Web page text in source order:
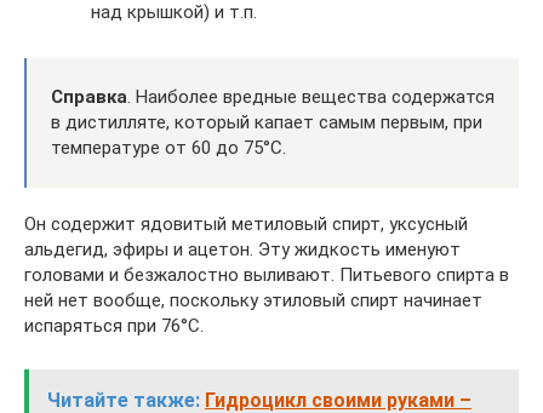
над крышкой) и т.п.
Справка. Наиболее вредные вещества содержатся
в дистилляте, который капает самым первым, при
температуре от 60 до 75°С.
Он содержит ядовитый метиловый спирт, уксусный
альдегид, эфиры и ацетон. Эту жидкость именуют
головами и безжалостно выливают. Питьевого спирта в
ней нет вообще, поскольку этиловый спирт начинает
испаряться при 76°С.
Читайте также: Гидроцикл своими руками –